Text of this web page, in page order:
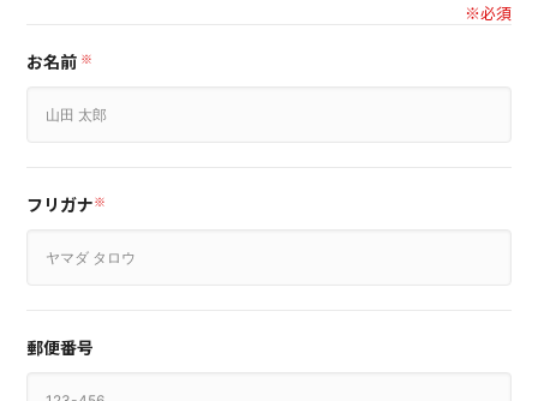
※必須
お名前 ※
フリガナ※
郵便番号